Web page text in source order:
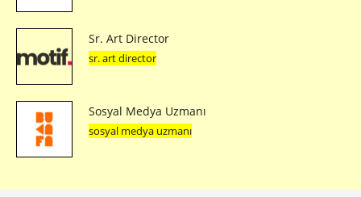
Sr. Art Director
sr. art director
Sosyal Medya Uzmanı
sosyal medya uzmanı